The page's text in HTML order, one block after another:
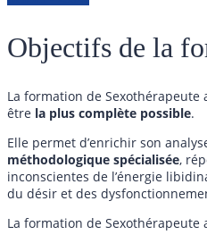
Objectifs de la
La formation de
être la plus complète possible.
Elle permet d’enrichir son
méthodologique spécialisée,
inconscientes de l’énergie
du désir et des
La formation de